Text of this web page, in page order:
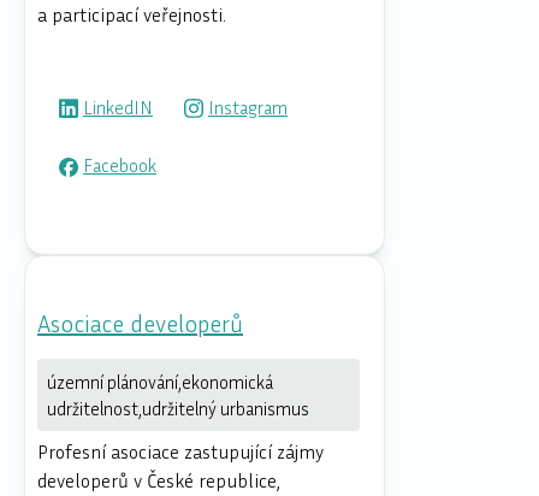
a participací veřejnosti.
LinkedIN Instagram
Facebook
Asociace developerů
územní plánování,ekonomická
udržitelnost,udržitelný urbanismus
Profesní asociace zastupující zájmy
developerů v České republice,